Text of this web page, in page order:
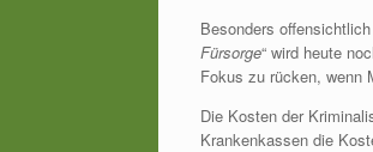
Besonders
Fürsorge“ wird heute
Fokus zu rücken, wenn
Die Kosten der
Krankenkassen die